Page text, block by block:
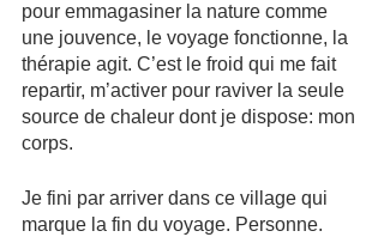
pour emmagasiner la nature comme
une jouvence, le voyage fonctionne, la
thérapie agit. C’est le froid qui me fait
repartir, m’activer pour raviver la seule
source de chaleur dont je dispose: mon
corps.
Je fini par arriver dans ce village qui
marque la fin du voyage. Personne.